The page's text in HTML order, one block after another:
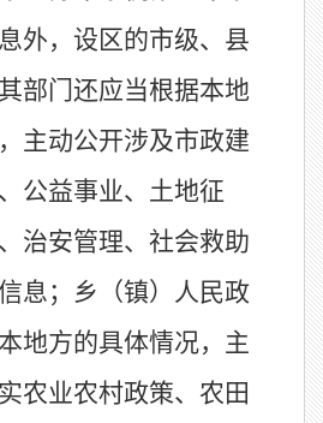
外，设区的市级、县
部门还应当根据本地
主动公开涉及市政建
公益事业、土地征
治安管理、社会救助
息；乡（镇）人民政
地方的具体情况，主
农业农村政策、农田